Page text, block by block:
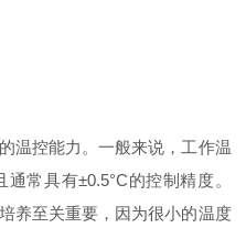
控能力。一般来说，工作温
常具有±0.5°C的控制精度。
养至关重要，因为很小的温度